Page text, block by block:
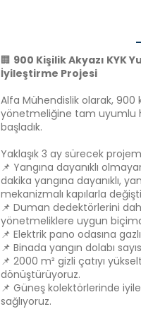
🏢 900 Kişilik Akyazı KYK
İyileştirme Projesi
Alfa Mühendislik olarak, 900
yönetmeliğine tam uyumlu
başladık.
Yaklaşık 3 ay sürecek
📌 Yangına dayanıklı
dakika yangına dayanıklı,
mekanizmalı kapılarla
📌 Duman dedektörlerini
yönetmeliklere uygun
📌 Elektrik pano odasına
📌 Binada yangın dolabı
📌 2000 m² gizli çatıyı
dönüştürüyoruz.
📌 Güneş kolektörlerinde
sağlıyoruz.